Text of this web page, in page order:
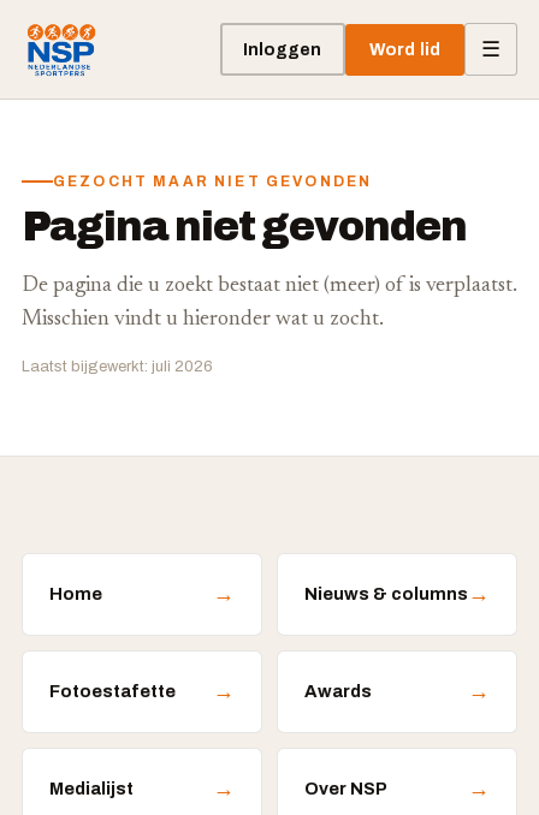
Inloggen Word lid ☰
GEZOCHT MAAR NIET GEVONDEN
Pagina niet gevonden
De pagina die u zoekt bestaat niet (meer) of is verplaatst.
Misschien vindt u hieronder wat u zocht.
Laatst bijgewerkt: juli 2026
Home → Nieuws & columns →
Fotoestafette → Awards →
Medialijst → Over NSP →